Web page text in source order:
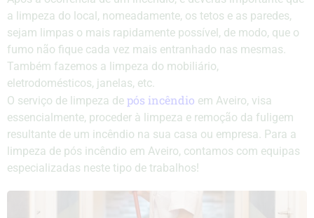
a limpeza do local, nomeadamente, os tetos e as paredes,
sejam limpas o mais rapidamente possível, de modo, que o
fumo não fique cada vez mais entranhado nas mesmas.
Também fazemos a limpeza do mobiliário,
eletrodomésticos, janelas, etc.
O serviço de limpeza de pós incêndio em Aveiro, visa
essencialmente, proceder à limpeza e remoção da fuligem
resultante de um incêndio na sua casa ou empresa. Para a
limpeza de pós incêndio em Aveiro, contamos com equipas
especializadas neste tipo de trabalhos!